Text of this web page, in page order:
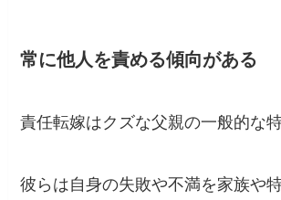
常に他人を責める傾向がある
責任転嫁はクズな父親の一般的な特
彼らは自身の失敗や不満を家族や